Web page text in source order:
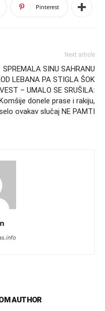
Pinterest
Next article
SPREMALA SINU SAHRANU
LEBANA PA STIGLA ŠOK
VEST – UMALO SE SRUŠILA:
donele prase i rakiju,
ovakav slučaj NE PAMTI
AUTHOR